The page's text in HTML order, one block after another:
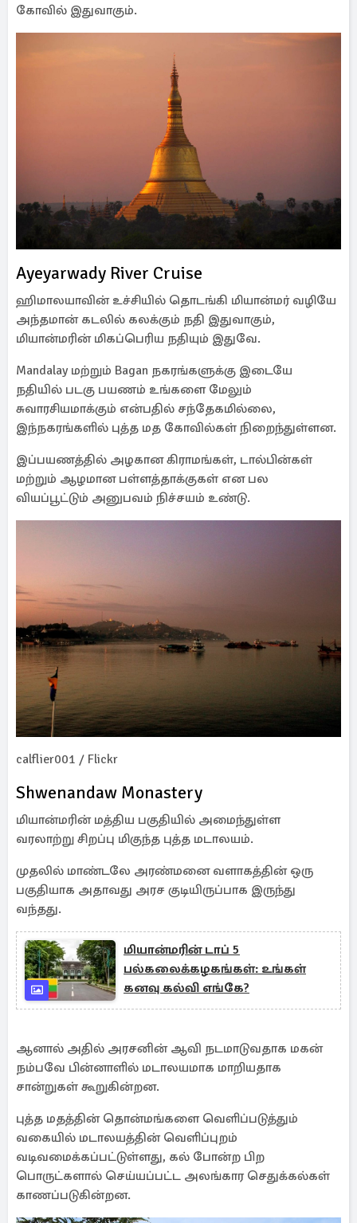
கோவில் இதுவாகும்.
Ayeyarwady River Cruise
ஹிமாலயாவின் உச்சியில் தொடங்கி மியான்மர் வழியே
அந்தமான் கடலில் கலக்கும் நதி இதுவாகும்,
மியான்மரின் மிகப்பெரிய நதியும் இதுவே.
Mandalay மற்றும் Bagan நகரங்களுக்கு இடையே
நதியில் படகு பயணம் உங்களை மேலும்
சுவாரசியமாக்கும் என்பதில் சந்தேகமில்லை,
இந்நகரங்களில் புத்த மத கோவில்கள் நிறைந்துள்ளன.
இப்பயணத்தில் அழகான கிராமங்கள், டால்பின்கள்
மற்றும் ஆழமான பள்ளத்தாக்குகள் என பல
வியப்பூட்டும் அனுபவம் நிச்சயம் உண்டு.
calflier001 / Flickr
Shwenandaw Monastery
மியான்மரின் மத்திய பகுதியில் அமைந்துள்ள
வரலாற்று சிறப்பு மிகுந்த புத்த மடாலயம்.
முதலில் மாண்டலே அரண்மனை வளாகத்தின் ஒரு
பகுதியாக அதாவது அரச குடியிருப்பாக இருந்து
வந்தது.
மியான்மரின் டாப் 5
பல்கலைக்கழகங்கள்: உங்கள்
கனவு கல்வி எங்கே?
ஆனால் அதில் அரசனின் ஆவி நடமாடுவதாக மகன்
நம்பவே பின்னாளில் மடாலயமாக மாறியதாக
சான்றுகள் கூறுகின்றன.
புத்த மதத்தின் தொன்மங்களை வெளிப்படுத்தும்
வகையில் மடாலயத்தின் வெளிப்புறம்
வடிவமைக்கப்பட்டுள்ளது, கல் போன்ற பிற
பொருட்களால் செய்யப்பட்ட அலங்கார செதுக்கல்கள்
காணப்படுகின்றன.